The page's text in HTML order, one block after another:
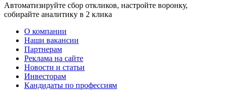
Автоматизируйте сбор откликов, настройте воронку,
собирайте аналитику в 2 клика
О компании
Наши вакансии
Партнерам
Реклама на сайте
Новости и статьи
Инвесторам
Кандидаты по профессиям